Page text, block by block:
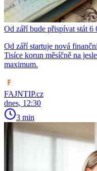
Od září bude přispívat stát
Od září startuje nová
Tisíce korun měsíčně na
maximum.
FAJNTIP.cz
dnes, 12:30
3 min